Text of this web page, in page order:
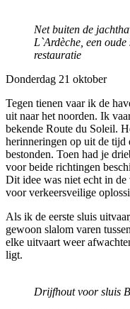
Net buiten de
L`Ardèche, een
restauratie
Donderdag 21 oktober
Tegen tienen vaar ik de
uit naar het noorden. Ik
bekende Route du Soleil.
herinneringen op uit de tijd
bestonden. Toen had je
voor beide richtingen
Dit idee was niet echt in
voor verkeersveilige
Als ik de eerste sluis
gewoon slalom varen
elke uitvaart weer
ligt.
Drijfhout voor sluis